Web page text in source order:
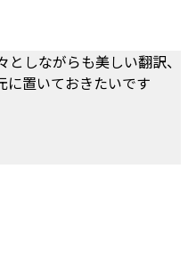
しながらも美しい翻訳、
に置いておきたいです